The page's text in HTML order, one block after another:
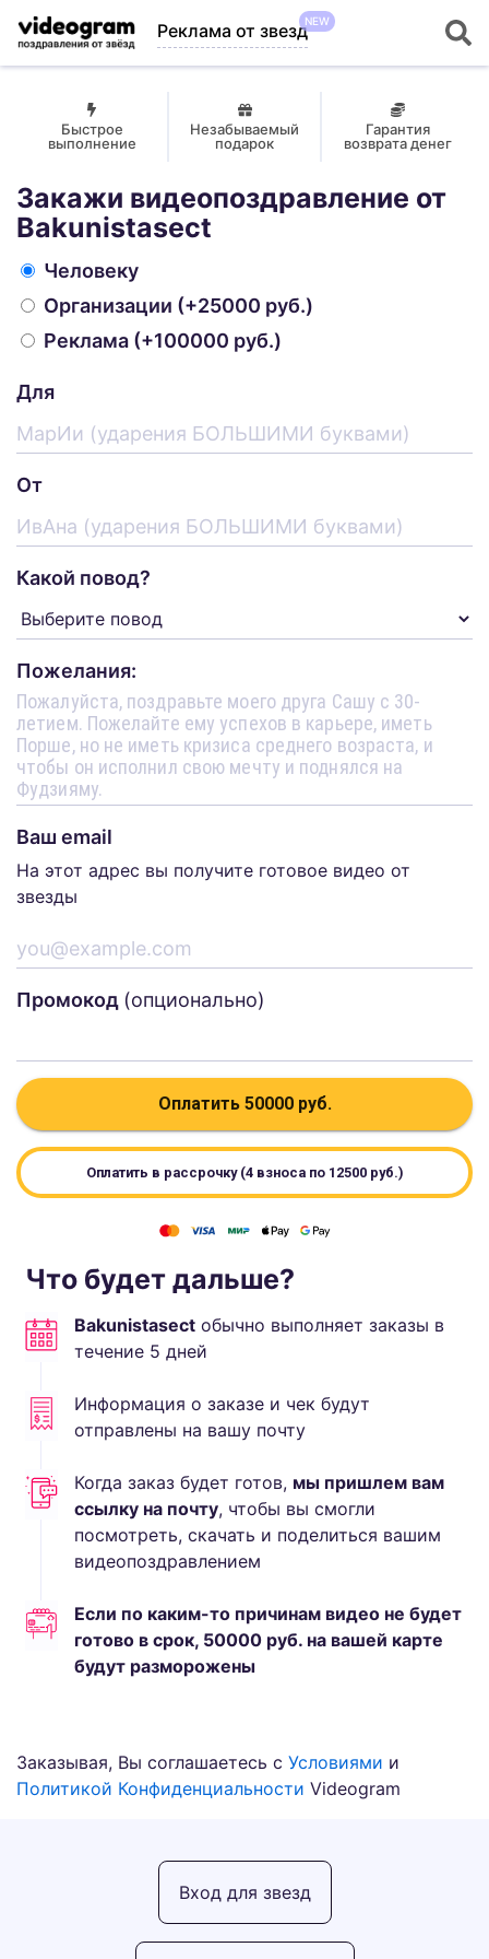
Реклама от звездNEW
Быстрое
выполнение
Незабываемый
подарок
Гарантия
возврата денег
Закажи видеопоздравление от
Bakunistasect
Человеку
Организации (+25000 руб.)
Реклама (+100000 руб.)
Для
От
Какой повод?
Пожелания:
Ваш email
На этот адрес вы получите готовое видео от
звезды
Промокод (опционально)
Оплатить 50000руб.
Оплатить в рассрочку (4 взноса по 12500руб.)
Что будет дальше?
Bakunistasect обычно выполняет заказы в
течение 5 дней
Информация о заказе и чек будут
отправлены на вашу почту
Когда заказ будет готов, мы пришлем вам
ссылку на почту, чтобы вы смогли
посмотреть, скачать и поделиться вашим
видеопоздравлением
Если по каким-то причинам видео не будет
готово в срок, 50000 руб. на вашей карте
будут разморожены
Заказывая, Вы соглашаетесь с Условиями и
Политикой Конфиденциальности Videogram
Вход для звезд